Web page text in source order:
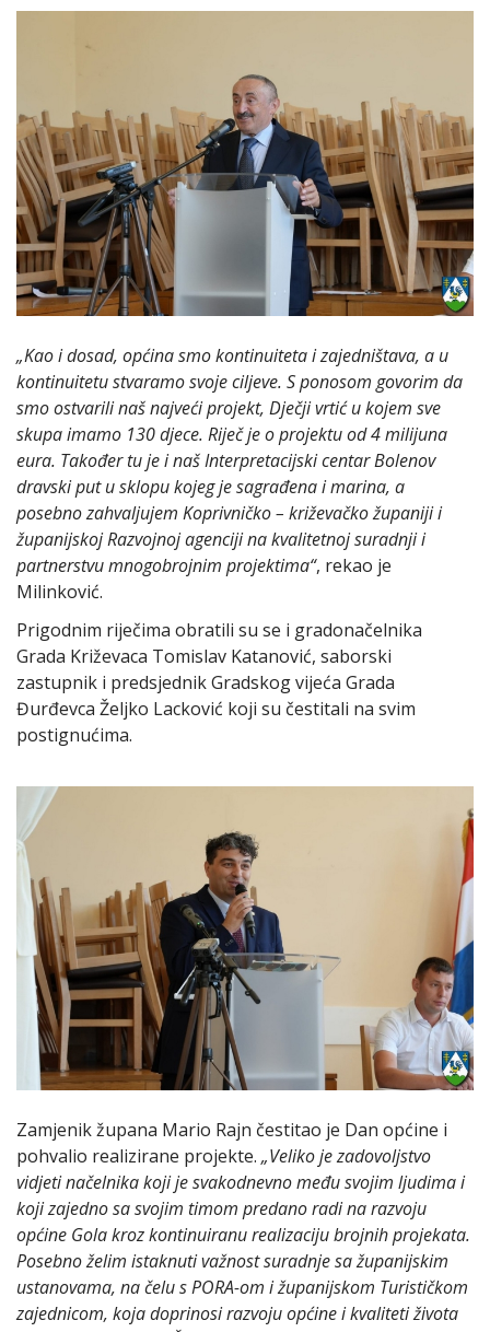
„Kao i dosad, općina smo kontinuiteta i zajedništava, a u
kontinuitetu stvaramo svoje ciljeve. S ponosom govorim da
smo ostvarili naš najveći projekt, Dječji vrtić u kojem sve
skupa imamo 130 djece. Riječ je o projektu od 4 milijuna
eura. Također tu je i naš Interpretacijski centar Bolenov
dravski put u sklopu kojeg je sagrađena i marina, a
posebno zahvaljujem Koprivničko – križevačko županiji i
županijskoj Razvojnoj agenciji na kvalitetnoj suradnji i
partnerstvu mnogobrojnim projektima“, rekao je
Milinković.
Prigodnim riječima obratili su se i gradonačelnika
Grada Križevaca Tomislav Katanović, saborski
zastupnik i predsjednik Gradskog vijeća Grada
Đurđevca Željko Lacković koji su čestitali na svim
postignućima.
Zamjenik župana Mario Rajn čestitao je Dan općine i
pohvalio realizirane projekte. „Veliko je zadovoljstvo
vidjeti načelnika koji je svakodnevno među svojim ljudima i
koji zajedno sa svojim timom predano radi na razvoju
općine Gola kroz kontinuiranu realizaciju brojnih projekata.
Posebno želim istaknuti važnost suradnje sa županijskim
ustanovama, na čelu s PORA-om i županijskom Turističkom
zajednicom, koja doprinosi razvoju općine i kvaliteti života